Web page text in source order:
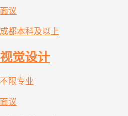
面议
成都本科及以上
视觉设计
不限专业
面议